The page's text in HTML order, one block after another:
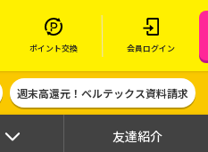
ポイント交換 会員ログイン
週末高還元！ベルテックス資料請求
友達紹介